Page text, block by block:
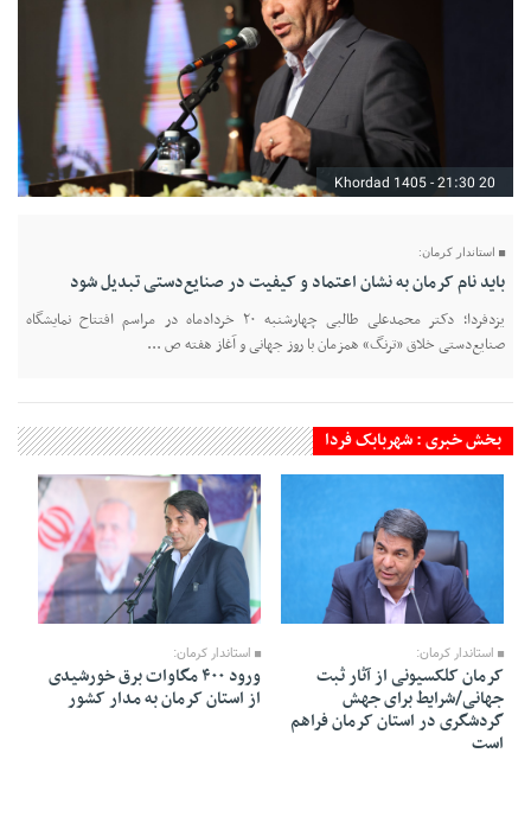
20 Khordad 1405 - 21:30
استاندار کرمان:
باید نام کرمان به نشان اعتماد و کیفیت در صنایع‌دستی تبدیل شود
یزدفردا؛ دکتر محمدعلی طالبی چهارشنبه ۲۰ خردادماه در مراسم افتتاح نمایشگاه
صنایع‌دستی خلاق «ترنگ» همزمان با روز جهانی و آغاز هفته ص ...
بخش خبری : شهربابک فردا
16 Khordad 1405 - 21:41
استاندار کرمان:
کرمان کلکسیونی از آثار ثبت
جهانی/شرایط برای جهش
گردشگری در استان کرمان فراهم
است
14 Khordad 1405 - 21:55
استاندار کرمان:
ورود ۴۰۰ مگاوات برق خورشیدی
از استان کرمان به مدار کشور